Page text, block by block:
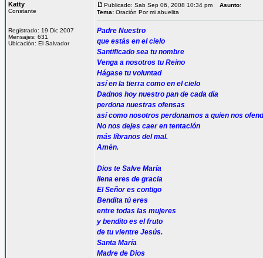
Katty
Constante
Registrado: 19 Dic 2007
Mensajes: 631
Ubicación: El Salvador
Publicado: Sab Sep 06, 2008 10:34 pm Asunto:
Tema: Oración Por mi abuelita
Padre Nuestro
que estás en el cielo
Santificado sea tu nombre
Venga a nosotros tu Reino
Hágase tu voluntad
así en la tierra como en el cielo
Dadnos hoy nuestro pan de cada día
perdona nuestras ofensas
así como nosotros perdonamos a quien nos
No nos dejes caer en tentación
más líbranos del mal.
Amén.
Dios te Salve María
llena eres de gracia
El Señor es contigo
Bendita tú eres
entre todas las mujeres
y bendito es el fruto
de tu vientre Jesús.
Santa María
Madre de Dios